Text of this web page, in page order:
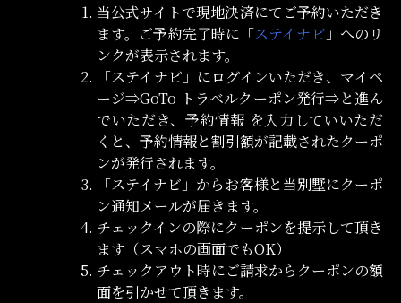
当公式サイトで現地決済にてご予約いただき
ます。ご予約完了時に「ステイナビ 」へのリ
ンクが表示されます。
「ステイナビ」にログインいただき、マイペ
ージ⇒GoTo トラベルクーポン発行⇒と進ん
でいただき、予約情報 を入力していいただ
くと、予約情報と割引額が記載されたクーポ
ンが発行されます。
「ステイナビ」からお客様と当別墅にクーポ
ン通知メールが届きます。
チェックインの際にクーポンを提示して頂き
ます（スマホの画面でもOK）
チェックアウト時にご請求からクーポンの額
面を引かせて頂きます。